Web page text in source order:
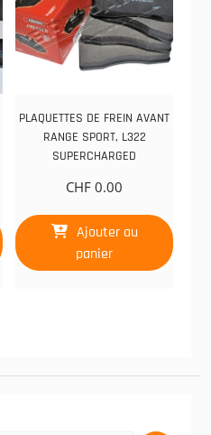
PLAQUETTES DE FREIN AVANT
RANGE SPORT, L322
SUPERCHARGED
CHF 0.00
Ajouter au
panier